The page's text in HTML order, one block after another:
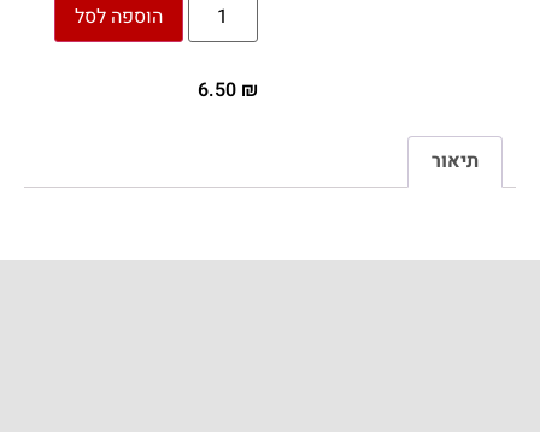
הוספה לסל
₪
תיאור